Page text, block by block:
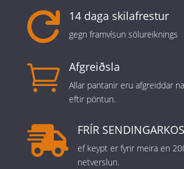
 14 daga skilafrestur
gegn framvísun sölureiknings
 Afgreiðsla
Allar pantanir eru afgreiddar
eftir pöntun.
 FRÍR
ef keypt er fyrir meira en
netverslun.